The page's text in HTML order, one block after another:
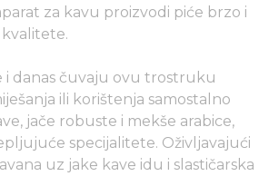
za kavu proizvodi piće brzo i
i danas čuvaju ovu trostruku
ili korištenja samostalno
jače robuste i mekše arabice,
specijalitete. Oživljavajući
uz jake kave idu i slastičarska